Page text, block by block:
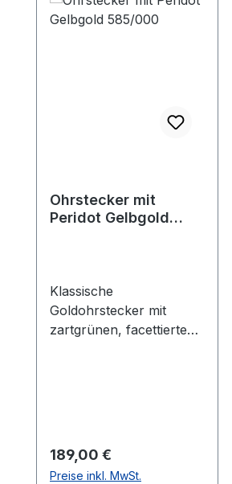
Ohrstecker mit
Peridot Gelbgold
Klassische
Goldohrstecker mit
zartgrünen, facettierten
Regulärer Preis:
189,00 €
Preise inkl. MwSt.